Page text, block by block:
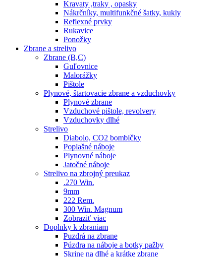
Kravaty ,traky , opasky
Nákrčníky, multifunkčné šatky, kukly
Reflexné prvky
Rukavice
Ponožky
Zbrane a strelivo
Zbrane (B,C)
Guľovnice
Malorážky
Pištole
Plynové, štartovacie zbrane a vzduchovky
Plynové zbrane
Vzduchové pištole, revolvery
Vzduchovky dlhé
Strelivo
Diabolo, CO2 bombičky
Poplašné náboje
Plynovné náboje
Jatočné náboje
Strelivo na zbrojný preukaz
.270 Win.
9mm
222 Rem.
300 Win. Magnum
Zobraziť viac
Doplnky k zbraniam
Puzdrá na zbrane
Púzdra na náboje a botky pažby
Skrine na dlhé a krátke zbrane